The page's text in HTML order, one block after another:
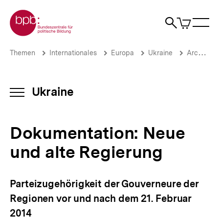
zum
Seiteninhalt
springen
Zur Startseite der bpb
Suche
Artikel
im
Dokumentation:
Regierung
bpb.de
Brotkrümelnavigation
Pfadnavigation
Themen Internationales Europa Ukraine Archiv 2014
INHALTSNAVIGATION
Ukraine
Dokumentation: Neue
und alte Regierung
Parteizugehörigkeit der Gouverneure der
Regionen vor und nach dem 21. Februar
2014